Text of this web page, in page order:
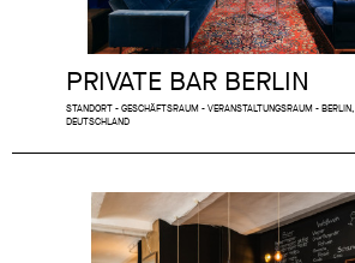
PRIVATE BAR BERLIN
STANDORT - GESCHÄFTSRAUM - VERANSTALTUNGSRAUM - BERLIN,
DEUTSCHLAND